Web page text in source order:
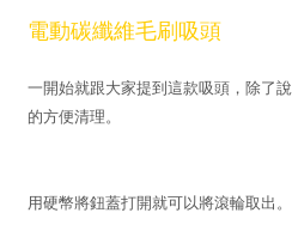
電動碳纖維毛刷吸頭
一開始就跟大家提到這款吸頭，除了
的方便清理。
用硬幣將鈕蓋打開就可以將滾輪取出。